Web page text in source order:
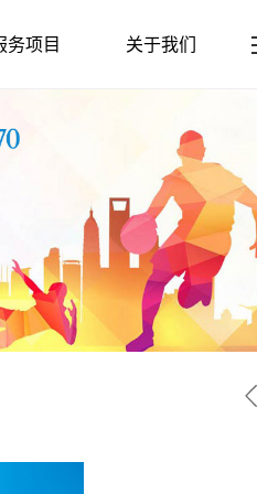
务项目 关于我们
